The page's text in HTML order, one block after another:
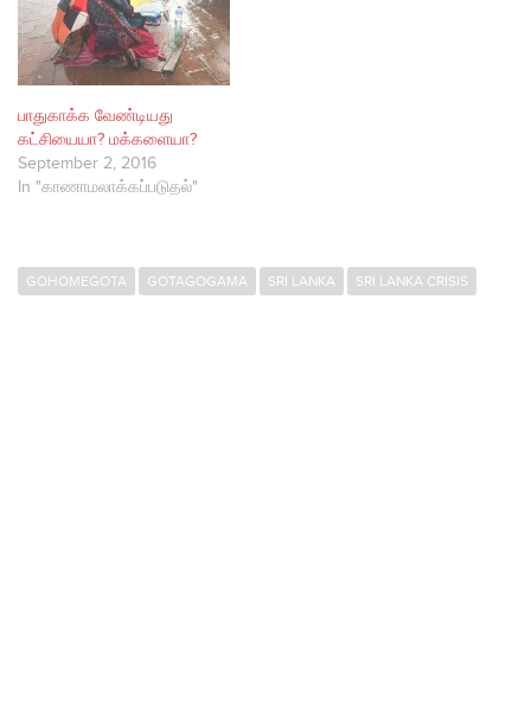
பாதுகாக்க வேண்டியது
கட்சியையா? மக்களையா?
September 2, 2016
In "காணாமலாக்கப்படுதல்"
GOHOMEGOTA GOTAGOGAMA SRI LANKA SRI LANKA CRISIS